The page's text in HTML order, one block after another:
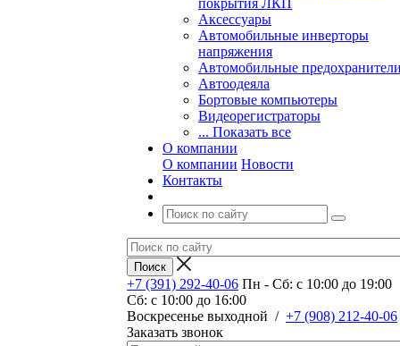
покрытия ЛКП
Аксессуары
Автомобильные инверторы
напряжения
Автомобильные
Автоодеяла
Бортовые компьютеры
Видеорегистраторы
... Показать все
О компании
О компании Новости
Контакты
+7 (391) 292-40-06 Пн - Сб: c 10:00 до 19:00
Сб: c 10:00 до 16:00
​Воскресенье выходной / +7 (908) 212-40-06
Заказать звонок